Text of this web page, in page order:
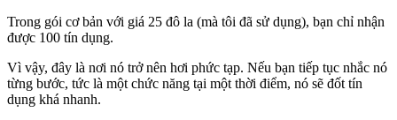
Trong gói cơ bản với giá 25 đô la (mà tôi đã sử dụng), bạn chỉ nhận
được 100 tín dụng.
Vì vậy, đây là nơi nó trở nên hơi phức tạp. Nếu bạn tiếp tục nhắc nó
từng bước, tức là một chức năng tại một thời điểm, nó sẽ đốt tín
dụng khá nhanh.